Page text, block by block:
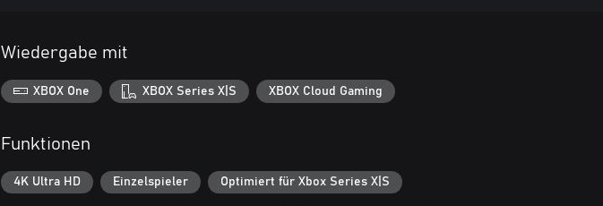
Wiedergabe mit
XBOX One XBOX Series X|S XBOX Cloud Gaming
Funktionen
4K Ultra HD Einzelspieler Optimiert für Xbox Series X|S